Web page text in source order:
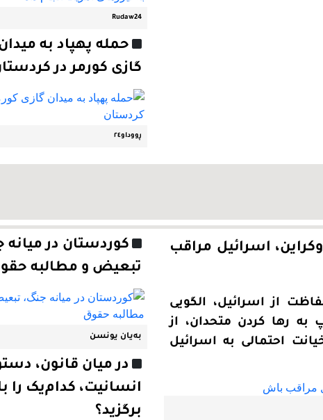
Rudaw24
حمله پهپاد به
گازی کورمر در
ڕووداو٢٤
اسرائیل مراقب
از اسرائیل، الگویی
به رها کردن متحدان، از
احتمالی به اسرائیل
کوردستان در میانه
تبعیض و مطالبه
بەیان یونسن
در میان قانون،
انسانیت، کدام‌یک را
برگزید؟